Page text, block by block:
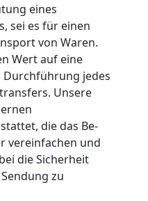
eines
sei es für einen
von Waren.
Wert auf eine
jedes
Unsere
die das Be-
vereinfachen und
die Sicherheit
zu